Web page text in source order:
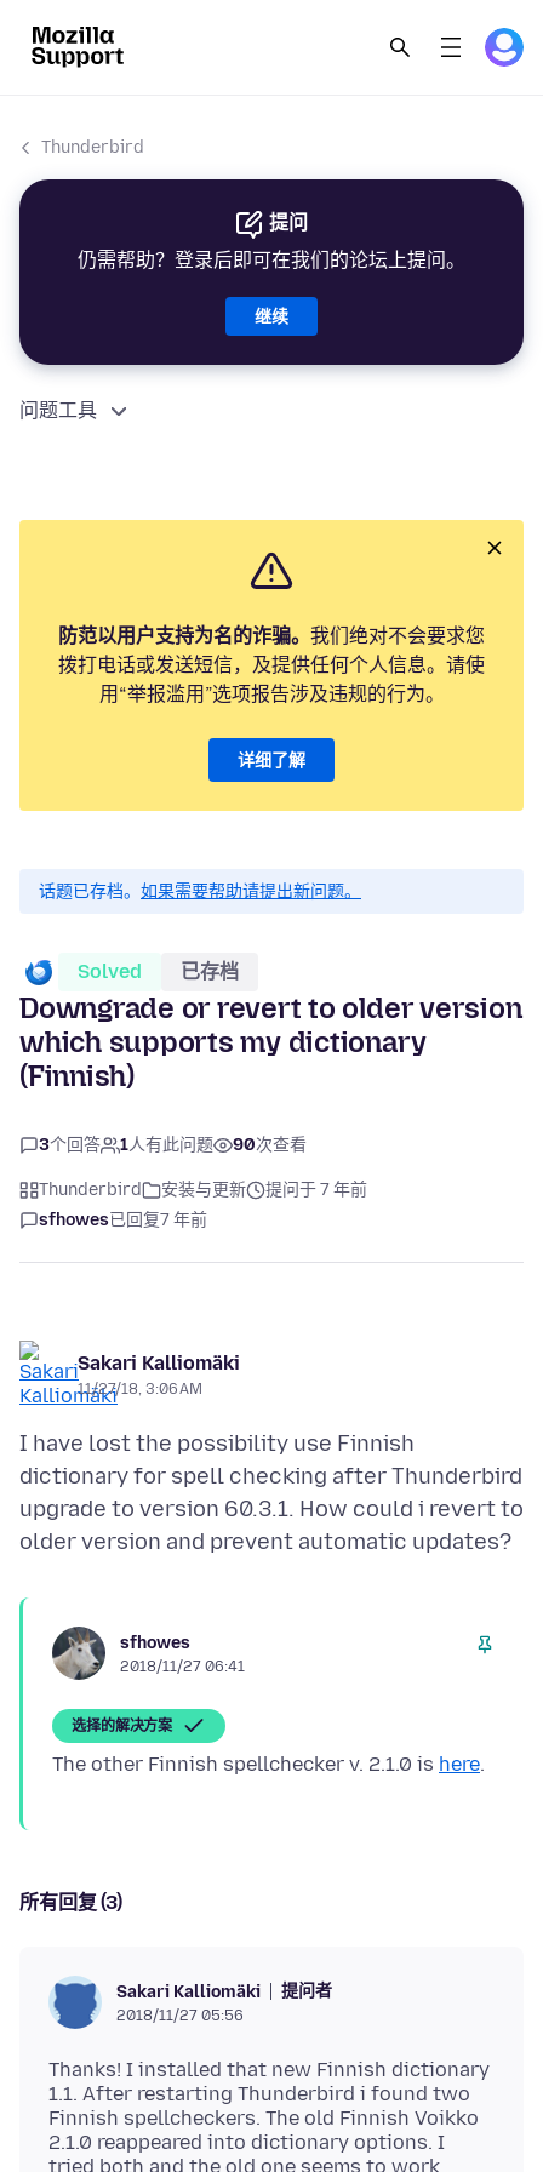
Thunderbird
提问
仍需帮助？登录后即可在我们的论坛上提问。
继续
问题工具
防范以用户支持为名的诈骗。 我们绝对不会要求您
拨打电话或发送短信，及提供任何个人信息。请使
用“举报滥用”选项报告涉及违规的行为。
详细了解
话题已存档。 如果需要帮助请提出新问题。
Solved 已存档
Downgrade or revert to older version
which supports my dictionary
(Finnish)
3个回答 1人有此问题 90次查看
Thunderbird 安装与更新
提问于 7 年前
sfhowes已回复7 年前
Sakari Kalliomäki
11/27/18, 3:06 AM
I have lost the possibility use Finnish
dictionary for spell checking after Thunderbird
upgrade to version 60.3.1. How could i revert to
sfhowes
2018/11/27 06:41
选择的解决方案
The other Finnish spellchecker v. 2.1.0 is here
所有回复 (3)
Sakari Kalliomäki 提问者
2018/11/27 05:56
Thanks! I installed that new Finnish dictionary
1.1. After restarting Thunderbird i found two
Finnish spellcheckers. The old Finnish Voikko
2.1.0 reappeared into dictionary options. I
tried both and the old one seems to work